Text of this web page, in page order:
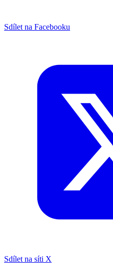
Sdílet na Facebooku
Sdílet na síti X